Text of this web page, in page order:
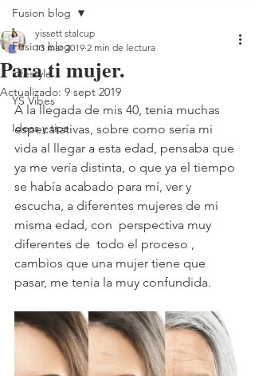
Fusion blog
Lifestyle
YS Vibes
Ideas y tips
Fusion blog
Para ti mujer.
yissett stalcup
13 mar 2019 2 min de lectura
Actualizado: 9 sept 2019
A la llegada de mis 40, tenia muchas
especatativas, sobre como sería mi
vida al llegar a esta edad, pensaba que
ya me vería distinta, o que ya el tiempo
se había acabado para mí, ver y
escucha, a diferentes mujeres de mi
misma edad, con  perspectiva muy
diferentes de  todo el proceso ,
cambios que una mujer tiene que
pasar, me tenia la muy confundida.